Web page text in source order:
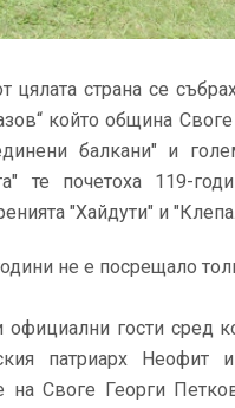
цялата страна се
който община
балкани" и
те почетоха 119-
"Хайдути" и
не е посрещало
официални гости сред
патриарх Неофит
на Своге Георги